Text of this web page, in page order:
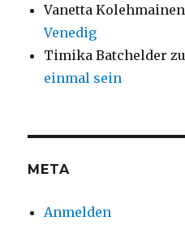
Vanetta Kolehmainen
Venedig
Timika Batchelder zu
einmal sein
META
Anmelden